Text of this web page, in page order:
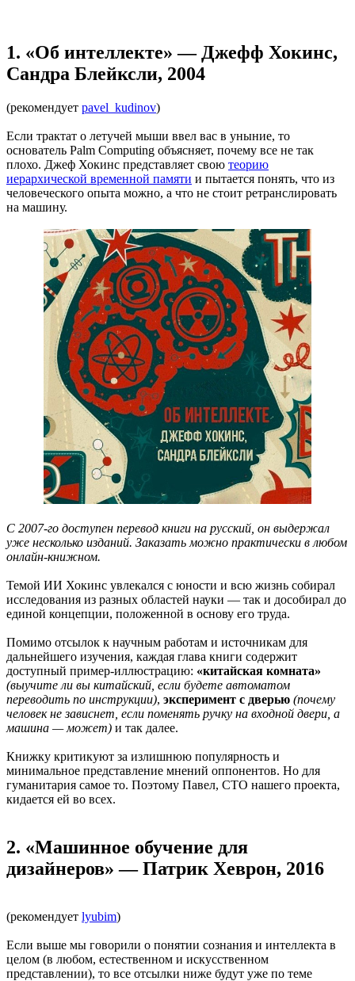
1. «Об интеллекте» — Джефф Хокинс,
Сандра Блейксли, 2004
(рекомендует pavel_kudinov)
Если трактат о летучей мыши ввел вас в уныние, то
основатель Palm Computing объясняет, почему все не так
плохо. Джеф Хокинс представляет свою теорию
иерархической временной памяти и пытается понять, что из
человеческого опыта можно, а что не стоит ретранслировать
на машину.
С 2007-го доступен перевод книги на русский, он выдержал
уже несколько изданий. Заказать можно практически в любом
онлайн-книжном.
Темой ИИ Хокинс увлекался с юности и всю жизнь собирал
исследования из разных областей науки — так и дособирал до
единой концепции, положенной в основу его труда.
Помимо отсылок к научным работам и источникам для
дальнейшего изучения, каждая глава книги содержит
доступный пример-иллюстрацию: «китайская комната»
(выучите ли вы китайский, если будете автоматом
переводить по инструкции), эксперимент с дверью (почему
человек не зависнет, если поменять ручку на входной двери, а
машина — может) и так далее.
Книжку критикуют за излишнюю популярность и
минимальное представление мнений оппонентов. Но для
гуманитария самое то. Поэтому Павел, CTO нашего проекта,
кидается ей во всех.
2. «Машинное обучение для
дизайнеров» — Патрик Хеврон, 2016
(рекомендует lyubim)
Если выше мы говорили о понятии сознания и интеллекта в
целом (в любом, естественном и искусственном
представлении), то все отсылки ниже будут уже по теме